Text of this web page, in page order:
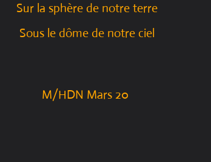
Sur la sphère de notre terre
Sous le dôme de notre ciel
M/HDN Mars 20